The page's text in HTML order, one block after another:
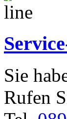
Sie
Rufen